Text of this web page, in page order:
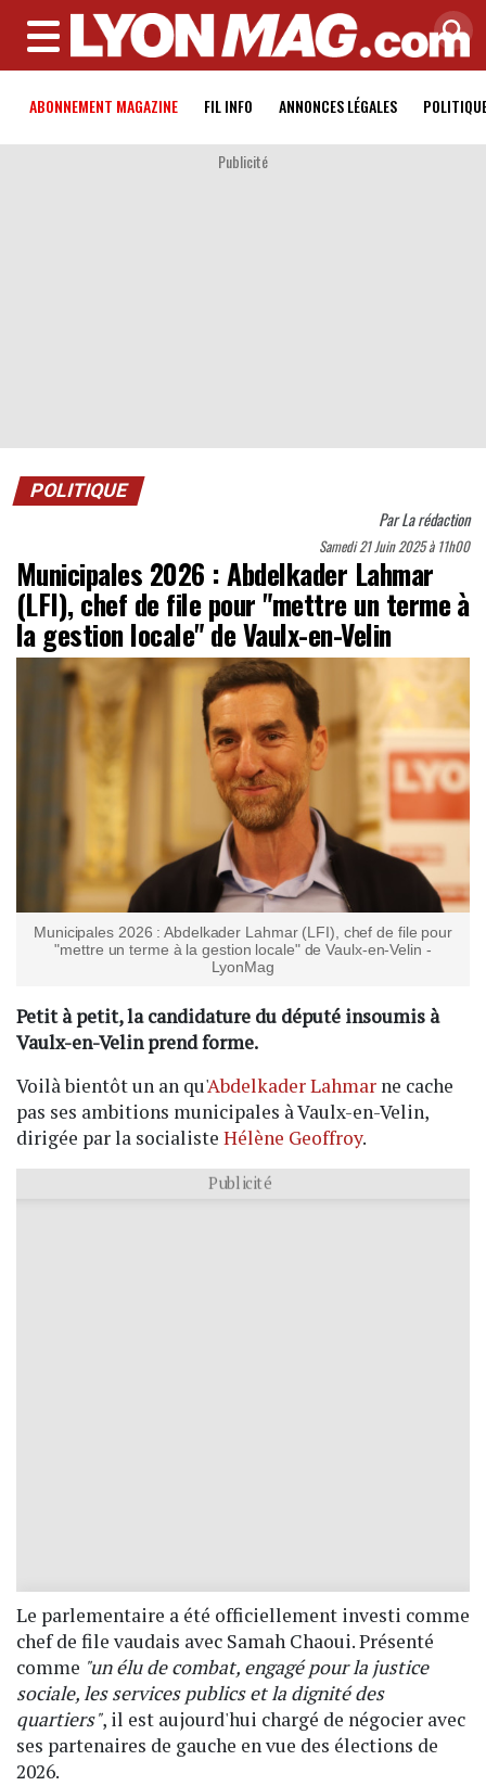
MENU
ABONNEMENT MAGAZINE FIL INFO ANNONCES LÉGALES
Publicité
POLITIQUE
ParLa rédaction
Samedi 21 Juin 2025 à 11h00
Municipales 2026 : Abdelkader Lahmar
(LFI), chef de file pour "mettre un terme à
la gestion locale" de Vaulx-en-Velin
Municipales 2026 : Abdelkader Lahmar (LFI), chef de file pour
"mettre un terme à la gestion locale" de Vaulx-en-Velin -
LyonMag
Petit à petit, la candidature du député insoumis à
Vaulx-en-Velin prend forme.
Voilà bientôt un an qu'Abdelkader Lahmar ne cache
pas ses ambitions municipales à Vaulx-en-Velin,
dirigée par la socialiste Hélène Geoffroy.
Publicité
Le parlementaire a été officiellement investi comme
chef de file vaudais avec Samah Chaoui. Présenté
comme "un élu de combat, engagé pour la justice
sociale, les services publics et la dignité des
quartiers", il est aujourd'hui chargé de négocier avec
ses partenaires de gauche en vue des élections de
2026.